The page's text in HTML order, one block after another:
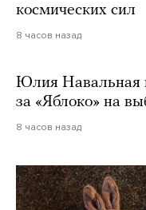
космических сил
8 часов назад
Юлия Навальная
за «Яблоко» на
8 часов назад